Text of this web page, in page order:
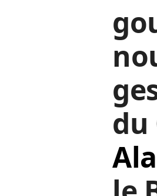
du